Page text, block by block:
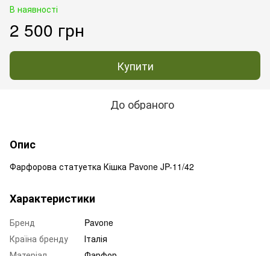
В наявності
2 500 грн
Купити
До обраного
Опис
Фарфорова статуетка Кішка Pavone JP-11/42
Характеристики
Бренд
Pavone
Країна бренду
Італія